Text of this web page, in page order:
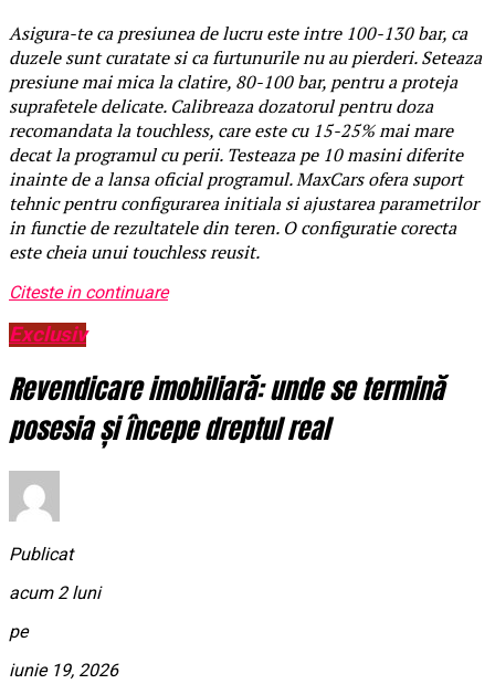
Asigura-te ca presiunea de lucru este intre 100-130 bar, ca
duzele sunt curatate si ca furtunurile nu au pierderi. Seteaza
presiune mai mica la clatire, 80-100 bar, pentru a proteja
suprafetele delicate. Calibreaza dozatorul pentru doza
recomandata la touchless, care este cu 15-25% mai mare
decat la programul cu perii. Testeaza pe 10 masini diferite
inainte de a lansa oficial programul. MaxCars ofera suport
tehnic pentru configurarea initiala si ajustarea parametrilor
in functie de rezultatele din teren. O configuratie corecta
este cheia unui touchless reusit.
Citeste in continuare
Exclusiv
Revendicare imobiliară: unde se termină
posesia și începe dreptul real
Publicat
acum 2 luni
pe
iunie 19, 2026